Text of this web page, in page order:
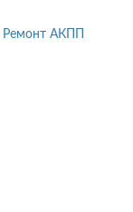
Ремонт АКПП